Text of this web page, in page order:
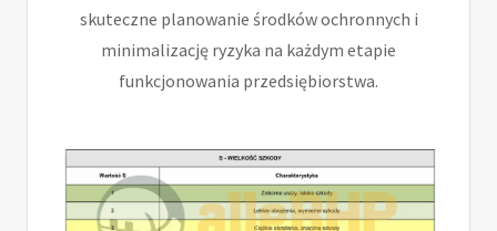
skuteczne planowanie środków ochronnych i
minimalizację ryzyka na każdym etapie
funkcjonowania przedsiębiorstwa.